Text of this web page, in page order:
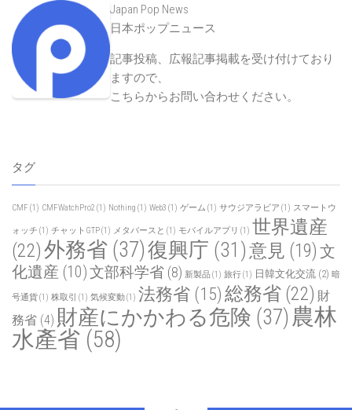
Japan Pop News
日本ポップニュース
記事投稿、広報記事掲載を受け付けており
ますので、
こちらからお問い合わせください。
タグ
CMF (1) CMFWatchPro2 (1) Nothing (1) Web3 (1) ゲーム (1) サウジアラビア (1) スマートウ
ォッチ (1) チャットGTP(1) メタバースと (1) モバイルアプリ (1) 世界遺産
(22)外務省 (37)復興庁 (31)意見 (19) 文
化遺産 (10)文部科学省 (8) 新製品(1) 旅行(1) 日韓文化交流 (2) 暗
号通貨(1) 株取引 (1) 気候変動(1) 法務省 (15) 総務省 (22) 財
務省 (4) 財産にかかわる危険 (37) 農林
水產省 (58)